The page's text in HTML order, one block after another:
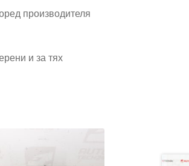
производителя
и за тях